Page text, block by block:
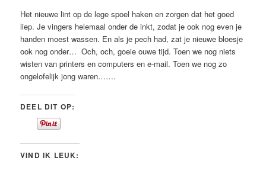
Het nieuwe lint op de lege spoel haken en zorgen dat het goed
liep. Je vingers helemaal onder de inkt, zodat je ook nog even je
handen moest wassen. En als je pech had, zat je nieuwe bloesje
ook nog onder… Och, och, goeie ouwe tijd. Toen we nog niets
wisten van printers en computers en e-mail. Toen we nog zo
ongelofelijk jong waren…….
DEEL DIT OP:
VIND IK LEUK: